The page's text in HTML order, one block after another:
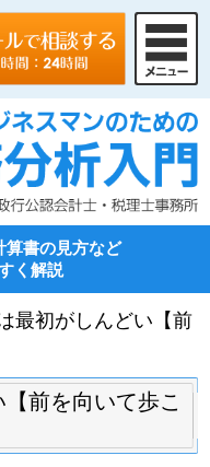
算書の見方など
く解説
最初がしんどい【前
前を向いて歩こ